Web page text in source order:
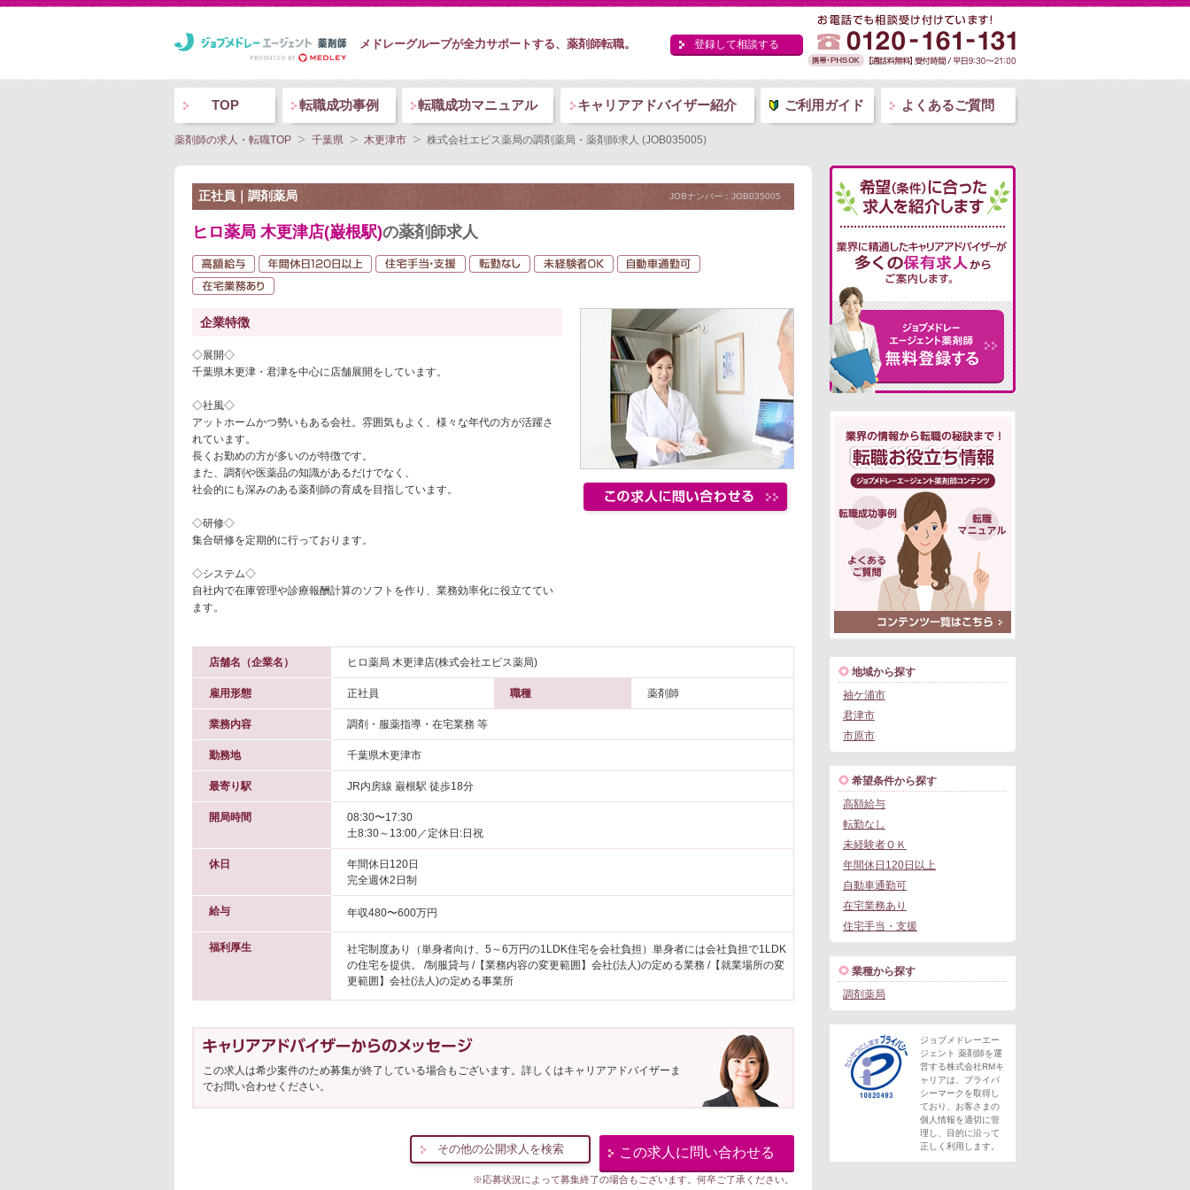
メドレーグループが全力サポートする、薬剤師転職。 登録して相談する
TOP 転職成功事例 転職成功マニュアル キャリアアドバイザー紹介 ご利用ガイド よくあるご質問
薬剤師の求人・転職TOP 千葉県 木更津市 株式会社エビス薬局の調剤薬局・薬剤師求人 (JOB035005)
正社員｜調剤薬局 JOBナンバー：JOB035005
ヒロ薬局 木更津店(巌根駅)の薬剤師求人
企業特徴
◇展開◇
千葉県木更津・君津を中心に店舗展開をしています。
◇社風◇
アットホームかつ勢いもある会社。雰囲気もよく、様々な年代の方が活躍さ
れています。
長くお勤めの方が多いのが特徴です。
また、調剤や医薬品の知識があるだけでなく、
社会的にも深みのある薬剤師の育成を目指しています。
◇研修◇
集合研修を定期的に行っております。
◇システム◇
自社内で在庫管理や診療報酬計算のソフトを作り、業務効率化に役立ててい
ます。
店舗名（企業名） ヒロ薬局 木更津店(株式会社エビス薬局)
雇用形態 正社員 職種 薬剤師
業務内容 調剤・服薬指導・在宅業務 等
勤務地 千葉県木更津市
最寄り駅 JR内房線 巌根駅 徒歩18分
開局時間
08:30〜17:30
土8:30～13:00／定休日:日祝
休日
年間休日120日
完全週休2日制
給与 年収480〜600万円
福利厚生
社宅制度あり（単身者向け、5～6万円の1LDK住宅を会社負担）単身者には会社負担で1LDK
の住宅を提供。 /制服貸与 /【業務内容の変更範囲】会社(法人)の定める業務 /【就業場所の変
更範囲】会社(法人)の定める事業所
この求人は希少案件のため募集が終了している場合もございます。詳しくはキャリアアドバイザーま
でお問い合わせください。
その他の公開求人を検索 この求人に問い合わせる
※応募状況によって募集終了の場合もございます。何卒ご了承ください。
地域から探す
袖ケ浦市
君津市
市原市
希望条件から探す
高額給与
転勤なし
未経験者ＯＫ
年間休日120日以上
自動車通勤可
在宅業務あり
住宅手当・支援
業種から探す
調剤薬局
ジョブメドレーエー
ジェント 薬剤師を運
営する株式会社RMキ
ャリアは、プライバ
シーマークを取得し
ており、お客さまの
個人情報を適切に管
理し、目的に沿って
正しく利用します。